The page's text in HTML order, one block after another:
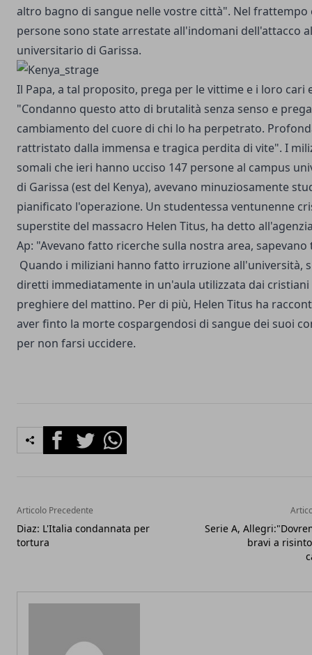
altro bagno di sangue nelle vostre città". Nel frattempo
persone sono state arrestate all'indomani dell'attacco
universitario di Garissa.
Il Papa, a tal proposito, prega per le vittime e i loro cari
"Condanno questo atto di brutalità senza senso e
cambiamento del cuore di chi lo ha perpetrato.
rattristato dalla immensa e tragica perdita di vite". I
somali che ieri hanno ucciso 147 persone al campus
di Garissa (est del Kenya), avevano minuziosamente
pianificato l'operazione. Un studentessa ventunenne
superstite del massacro Helen Titus, ha detto
Ap: "Avevano fatto ricerche sulla nostra area,
Quando i miliziani hanno fatto irruzione all'università,
diretti immediatamente in un'aula utilizzata dai cristiani
preghiere del mattino. Per di più, Helen Titus ha
aver finto la morte cospargendosi di sangue dei suoi
per non farsi uccidere.
FacebookTwitterWhatsapp
Articolo Precedente
Diaz: L'Italia condannata per
tortura
Serie A,
bravi a